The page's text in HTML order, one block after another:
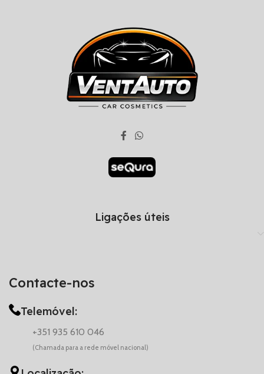
Contacte-nos
Telemóvel:
+351 935 610 046
(Chamada para a rede móvel nacional)
Ligações úteis